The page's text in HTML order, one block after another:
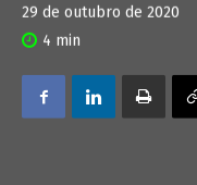
29 de outubro de 2020
4 min